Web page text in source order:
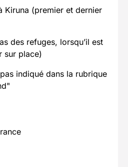
Kiruna (premier et dernier
des refuges, lorsqu’il est
sur place)
indiqué dans la rubrique